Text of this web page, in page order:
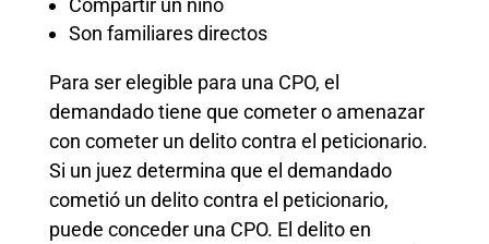
Compartir un niño
Son familiares directos
Para ser elegible para una CPO, el
demandado tiene que cometer o amenazar
con cometer un delito contra el peticionario.
Si un juez determina que el demandado
cometió un delito contra el peticionario,
puede conceder una CPO. El delito en